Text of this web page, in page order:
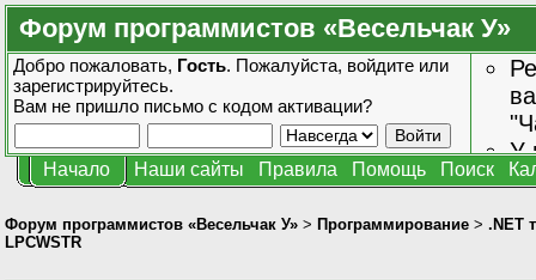
Форум программистов «Весельчак У»
Добро пожаловать, Гость. Пожалуйста, войдите или
зарегистрируйтесь.
Вам не пришло письмо с кодом активации?
У
Начало Наши сайты Правила Помощь Поиск
Форум программистов «Весельчак У» > Программирование > .NET
LPCWSTR